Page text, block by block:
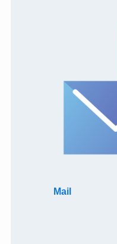
Mail